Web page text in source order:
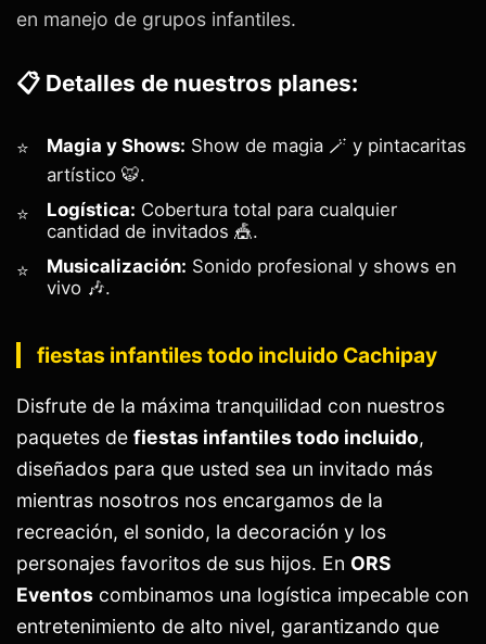
en manejo de grupos infantiles.
📋 Detalles de nuestros planes:
Magia y Shows: Show de magia 🪄 y pintacaritas
artístico 🐯.
Logística: Cobertura total para cualquier
cantidad de invitados 🎪.
Musicalización: Sonido profesional y shows en
vivo 🎶.
fiestas infantiles todo incluido Cachipay
Disfrute de la máxima tranquilidad con nuestros
paquetes de fiestas infantiles todo incluido,
diseñados para que usted sea un invitado más
mientras nosotros nos encargamos de la
recreación, el sonido, la decoración y los
personajes favoritos de sus hijos. En ORS
Eventos combinamos una logística impecable con
entretenimiento de alto nivel, garantizando que